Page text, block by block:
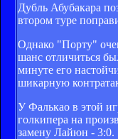
Дубль Абубакара
втором туре
Однако "Порту"
шанс отличиться
минуте его
шикарную
У Фалькао в этой
голкипера на
замену Лайюн - 3:0.